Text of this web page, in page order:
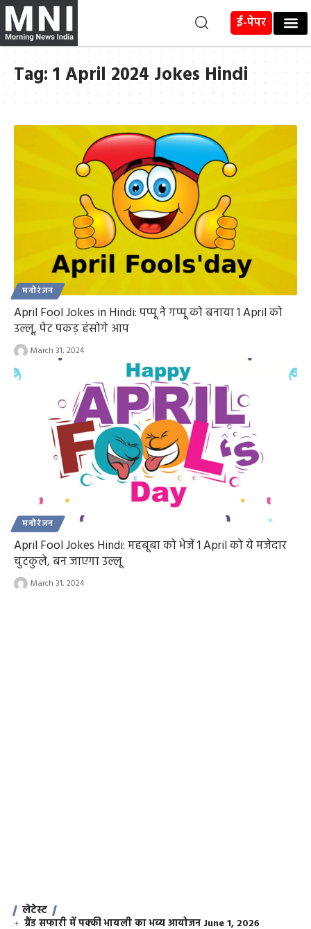
ई-पेपर
Tag:1 April 2024 Jokes Hindi
मनोरंजन
April Fool Jokes in Hindi: पप्पू ने गप्पू को बनाया 1 April को
उल्लू, पेट पकड़ हंसोगे आप
March 31, 2024
मनोरंजन
April Fool Jokes Hindi: महबूबा को भेजें 1 April को ये मजेदार
चुटकुले, बन जाएगा उल्लू
March 31, 2024
लेटेस्ट
ग्रैंड सफारी में पक्की भायली का भव्य आयोजन June 1, 2026